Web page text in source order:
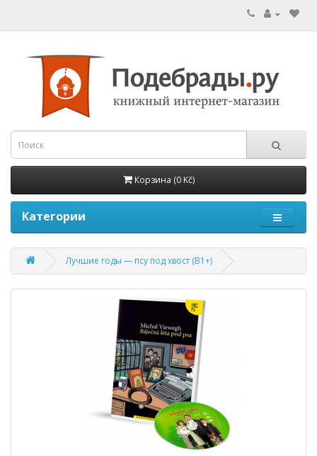
Корзина (0 Kč)
Категории
Лучшие годы — псу под хвост (B1+)